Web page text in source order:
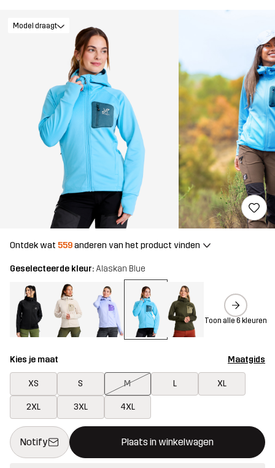
Model draagt
Ontdek wat 559anderen van het product vinden
Geselecteerde kleur: Alaskan Blue
Toon alle 6 kleuren
Kies je maat Maatgids
XS S M L XL
2XL 3XL 4XL
Notify Plaats in winkelwagen
Deze knop opent een modal met de bevestiging van een
{{size}} niet beschikbaar